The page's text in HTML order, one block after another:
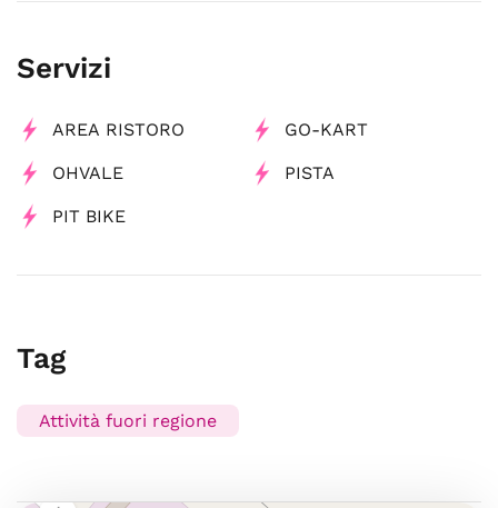
Servizi
AREA RISTORO GO-KART
OHVALE PISTA
PIT BIKE
Tag
Attività fuori regione